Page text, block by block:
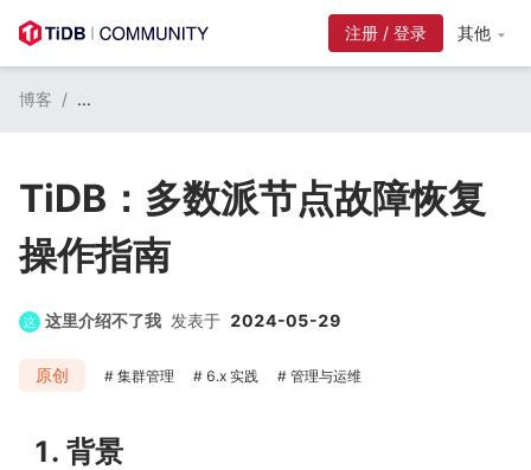
注册 / 登录 其他
博客 / ...
TiDB：多数派节点故障恢复
操作指南
这里介绍不了我 发表于 2024-05-29
原创 集群管理 6.x 实践 管理与运维
1. 背景